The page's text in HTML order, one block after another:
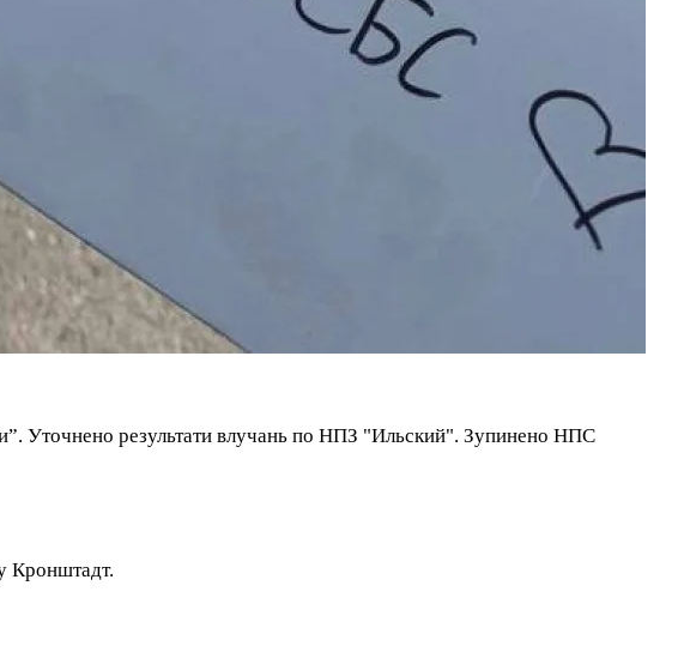
Уточнено результати влучань по НПЗ "Ильский". Зупинено НПС
Кронштадт.